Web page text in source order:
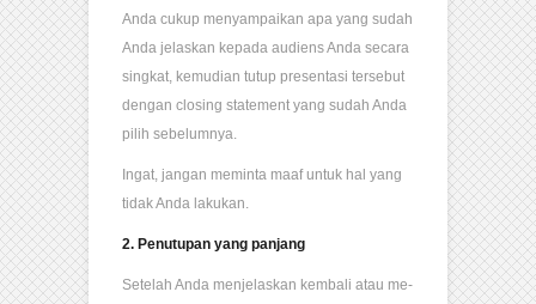
Anda cukup menyampaikan apa yang sudah
Anda jelaskan kepada audiens Anda secara
singkat, kemudian tutup presentasi tersebut
dengan closing statement yang sudah Anda
pilih sebelumnya.
Ingat, jangan meminta maaf untuk hal yang
tidak Anda lakukan.
2. Penutupan yang panjang
Setelah Anda menjelaskan kembali atau me-